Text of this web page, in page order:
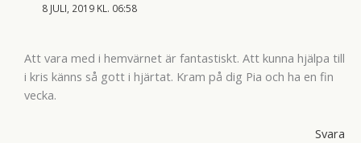
8 JULI, 2019 KL. 06:58
Att vara med i hemvärnet är fantastiskt. Att kunna hjälpa till
i kris känns så gott i hjärtat. Kram på dig Pia och ha en fin
vecka.
Svara